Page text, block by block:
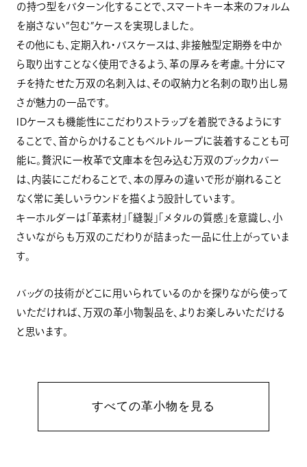
の持つ型をパターン化することで、スマートキー本来のフォルム
を崩さない”包む”ケースを実現しました。
その他にも、定期入れ・パスケースは、非接触型定期券を中か
ら取り出すことなく使用できるよう、革の厚みを考慮。十分にマ
チを持たせた万双の名刺入は、その収納力と名刺の取り出し易
さが魅力の一品です。
IDケースも機能性にこだわりストラップを着脱できるようにす
ることで、首からかけることもベルトループに装着することも可
能に。贅沢に一枚革で文庫本を包み込む万双のブックカバー
は、内装にこだわることで、本の厚みの違いで形が崩れること
なく常に美しいラウンドを描くよう設計しています。
キーホルダーは「革素材」「縫製」「メタルの質感」を意識し、小
さいながらも万双のこだわりが詰まった一品に仕上がっていま
す。
バッグの技術がどこに用いられているのかを探りながら使って
いただければ、万双の革小物製品を、よりお楽しみいただける
と思います。
すべての革小物を見る